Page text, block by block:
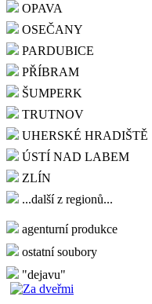
OPAVA
OSEČANY
PARDUBICE
PŘÍBRAM
ŠUMPERK
TRUTNOV
UHERSKÉ HRADIŠTĚ
ÚSTÍ NAD LABEM
ZLÍN
...další z regionů...
agenturní produkce
ostatní soubory
"dejavu"